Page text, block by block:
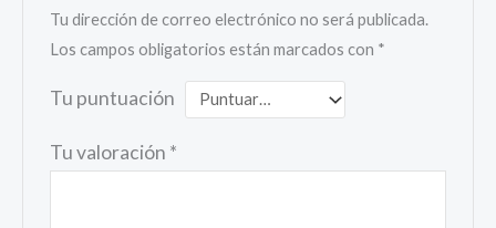
Tu dirección de correo electrónico no será publicada.
Los campos obligatorios están marcados con *
Tu puntuación
Tu valoración *